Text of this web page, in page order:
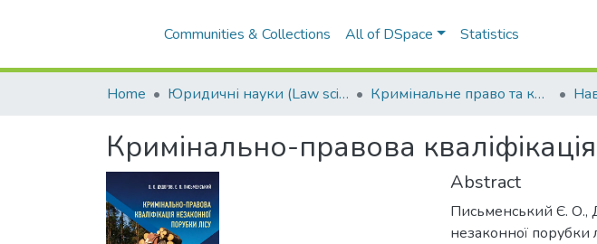
Communities & Collections All of DSpace Statistics
Home Юридичні науки (Law sciences) Кримінальне право та кримінологія; кримінально-виконавче право (Criminal law and criminology; criminal executive law) (12.00.08)
Кримінально-правова
Abstract
Письменський Є. О.,
незаконної порубки